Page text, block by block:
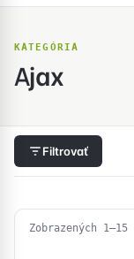
KATEGÓRIA
Ajax
Filtrovať
Zobrazených